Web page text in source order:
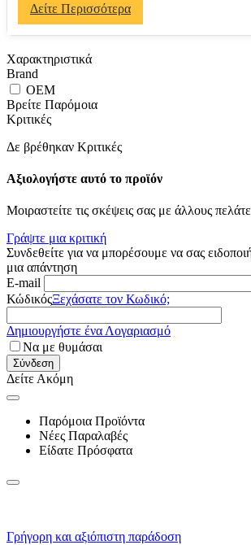
Δείτε Περισσότερα
Χαρακτηριστικά
Brand
OEM
Βρείτε Παρόμοια
Κριτικές
Δε βρέθηκαν Κριτικές
Αξιολογήστε αυτό το προϊόν
Μοιραστείτε τις σκέψεις σας με άλλους
Γράψτε μια κριτική
Συνδεθείτε για να μπορέσουμε να σας
μια απάντηση
E-mail
ΚώδικόςΞεχάσατε τον Κωδικό;
Δημιουργήστε ένα Λογαριασμό
Να με θυμάσαι
Σύνδεση
Δείτε Ακόμη
Παρόμοια Προϊόντα
Νέες Παραλαβές
Είδατε Πρόσφατα
Γρήγορη και αξιόπιστη παράδοση